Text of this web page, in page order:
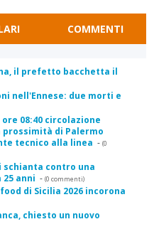
COMMENTI
il prefetto bacchetta il
nell'Ennese: due morti e
08:40 circolazione
di Palermo
tecnico alla linea - (0
contro una
anni - (0 commenti)
di Sicilia 2026 incorona
chiesto un nuovo